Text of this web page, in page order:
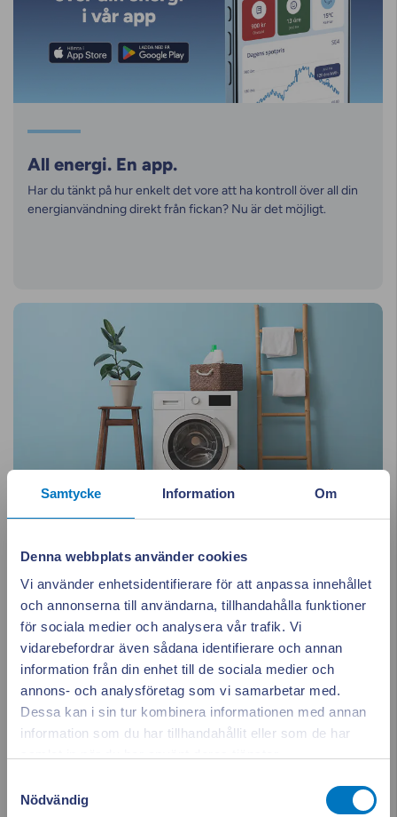
Samtycke Information Om
Denna webbplats använder cookies
Vi använder enhetsidentifierare för att anpassa innehållet
och annonserna till användarna, tillhandahålla funktioner
för sociala medier och analysera vår trafik. Vi
vidarebefordrar även sådana identifierare och annan
information från din enhet till de sociala medier och
annons- och analysföretag som vi samarbetar med.
Dessa kan i sin tur kombinera informationen med annan
information som du har tillhandahållit eller som de har
Nödvändig
All energi. En app.
Har du tänkt på hur enkelt det vore att ha kontroll över all din
energianvändning direkt från fickan? Nu är det möjligt.
Våra energispartips till dig!
Vi hjälper dig att bli medveten om vad som använder mest el i
hemmet samt guida och tipsa för en mer energisnål vardag.
Stäng
Appen ger dig
full koll på elen